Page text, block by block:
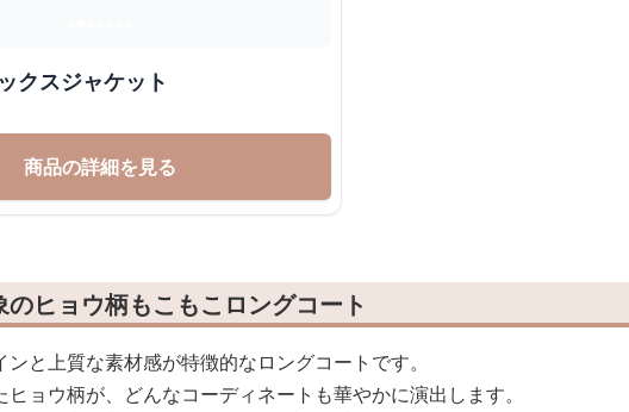
クスジャケット
商品の詳細を見る
ヒョウ柄もこもこロングコート
と上質な素材感が特徴的なロングコートです。
ョウ柄が、どんなコーディネートも華やかに演出します。